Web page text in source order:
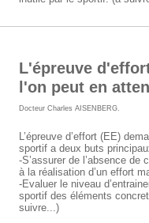
L'épreuve
l'on peut en
Docteur Charles AISENBERG
L’épreuve d’effort (EE)
sportif a deux buts
-S’assurer de l’absence de
à la réalisation d’un effort
-Evaluer le niveau
sportif des éléments
suivre...)